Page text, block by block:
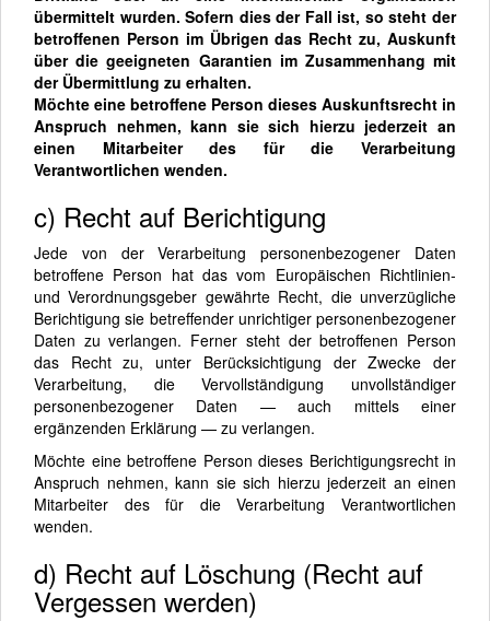
übermittelt wurden. Sofern dies der Fall ist, so steht der
betroffenen Person im Übrigen das Recht zu, Auskunft
über die geeigneten Garantien im Zusammenhang mit
der Übermittlung zu erhalten.
Möchte eine betroffene Person dieses Auskunftsrecht in
Anspruch nehmen, kann sie sich hierzu jederzeit an
einen Mitarbeiter des für die Verarbeitung
Verantwortlichen wenden.
c) Recht auf Berichtigung
Jede von der Verarbeitung personenbezogener Daten
betroffene Person hat das vom Europäischen Richtlinien-
und Verordnungsgeber gewährte Recht, die unverzügliche
Berichtigung sie betreffender unrichtiger personenbezogener
Daten zu verlangen. Ferner steht der betroffenen Person
das Recht zu, unter Berücksichtigung der Zwecke der
Verarbeitung, die Vervollständigung unvollständiger
personenbezogener Daten — auch mittels einer
ergänzenden Erklärung — zu verlangen.
Möchte eine betroffene Person dieses Berichtigungsrecht in
Anspruch nehmen, kann sie sich hierzu jederzeit an einen
Mitarbeiter des für die Verarbeitung Verantwortlichen
wenden.
d) Recht auf Löschung (Recht auf
Vergessen werden)